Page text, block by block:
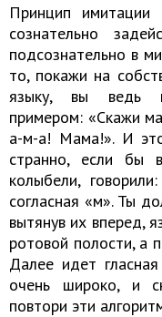
Принцип
сознательно
подсознательно в
то, покажи на
языку, вы ведь
примером: «Скажи
а-м-а! Мама!». И
странно, если бы
колыбели,
согласная «м». Ты
вытянув их вперед,
ротовой полости, а
Далее идет
очень широко, и
повтори эти